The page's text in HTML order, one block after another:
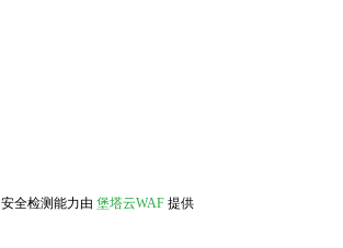
安全检测能力由 堡塔云WAF 提供